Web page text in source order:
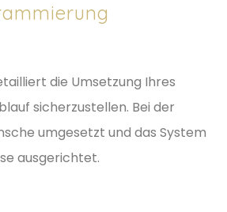
die Umsetzung Ihres
sicherzustellen. Bei der
umgesetzt und das System
ausgerichtet.